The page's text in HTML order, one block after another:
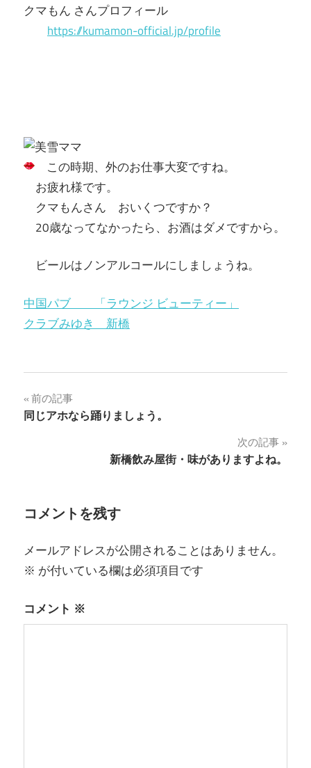
クマもん さんプロフィール
https://kumamon-official.jp/profile
この時期、外のお仕事大変ですね。
お疲れ様です。
クマもんさん おいくつですか？
20歳なってなかったら、お酒はダメですから。
ビールはノンアルコールにしましょうね。
中国パブ 「ラウンジ ビューティー」
クラブみゆき 新橋
投
稿
ゲ
ー
シ
ン
前の記事
同じアホなら踊りましょう。
次の記事
新橋飲み屋街・味がありますよね。
コメントを残す
メールアドレスが公開されることはありません。
※ が付いている欄は必須項目です
コメント ※